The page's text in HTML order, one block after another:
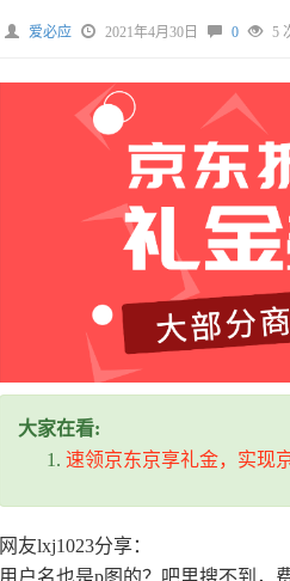
爱必应 2021年4月30日 0 5
大家在看:
速领京东京享礼金，实现
网友lxj1023分享：